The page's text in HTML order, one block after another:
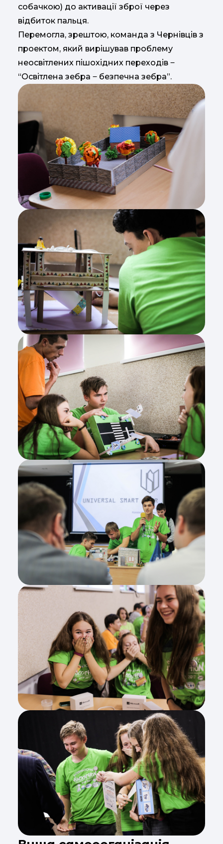
собачкою) до активації зброї через
відбиток пальця.
Перемогла, зрештою, команда з Чернівців з
проектом, який вирішував проблему
неосвітлених пішохідних переходів ‒
“Освітлена зебра ‒ безпечна зебра”.